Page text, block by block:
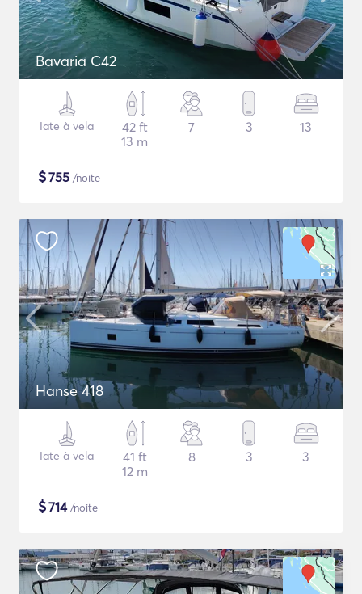
Bavaria C42
Iate à vela
42 ft
13 m
7 3 13
$755 /noite
Hanse 418
Iate à vela
41 ft
12 m
8 3 3
$714/noite